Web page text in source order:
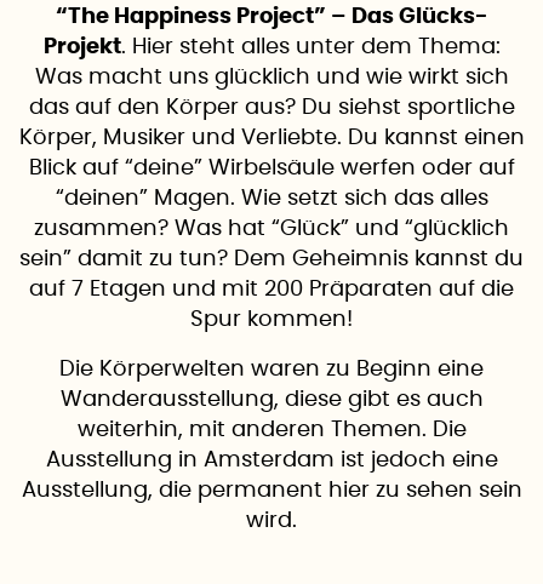
“The Happiness Project” – Das Glücks-
Projekt. Hier steht alles unter dem Thema:
Was macht uns glücklich und wie wirkt sich
das auf den Körper aus? Du siehst sportliche
Körper, Musiker und Verliebte. Du kannst einen
Blick auf “deine” Wirbelsäule werfen oder auf
“deinen” Magen. Wie setzt sich das alles
zusammen? Was hat “Glück” und “glücklich
sein” damit zu tun? Dem Geheimnis kannst du
auf 7 Etagen und mit 200 Präparaten auf die
Spur kommen!
Die Körperwelten waren zu Beginn eine
Wanderausstellung, diese gibt es auch
weiterhin, mit anderen Themen. Die
Ausstellung in Amsterdam ist jedoch eine
Ausstellung, die permanent hier zu sehen sein
wird.